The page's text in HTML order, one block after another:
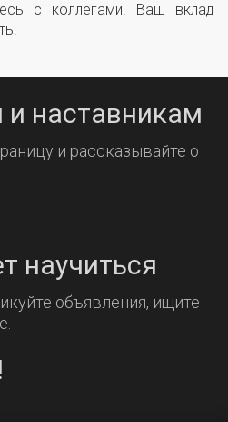
с коллегами. Ваш вклад
и наставникам
и рассказывайте о
научиться
объявления, ищите